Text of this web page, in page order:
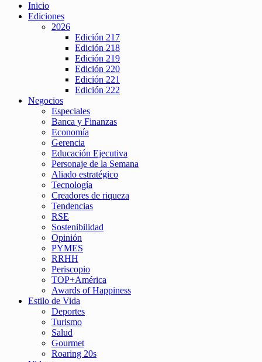
Inicio
Ediciones
2026
Edición 217
Edición 218
Edición 219
Edición 220
Edición 221
Edición 222
Negocios
Especiales
Banca y Finanzas
Economía
Gerencia
Educación Ejecutiva
Personaje de la Semana
Aliado estratégico
Tecnología
Creadores de riqueza
Tendencias
RSE
Sostenibilidad
Opinión
PYMES
RRHH
Periscopio
TOP+América
Awards of Happiness
Estilo de Vida
Deportes
Turismo
Salud
Gourmet
Roaring 20s